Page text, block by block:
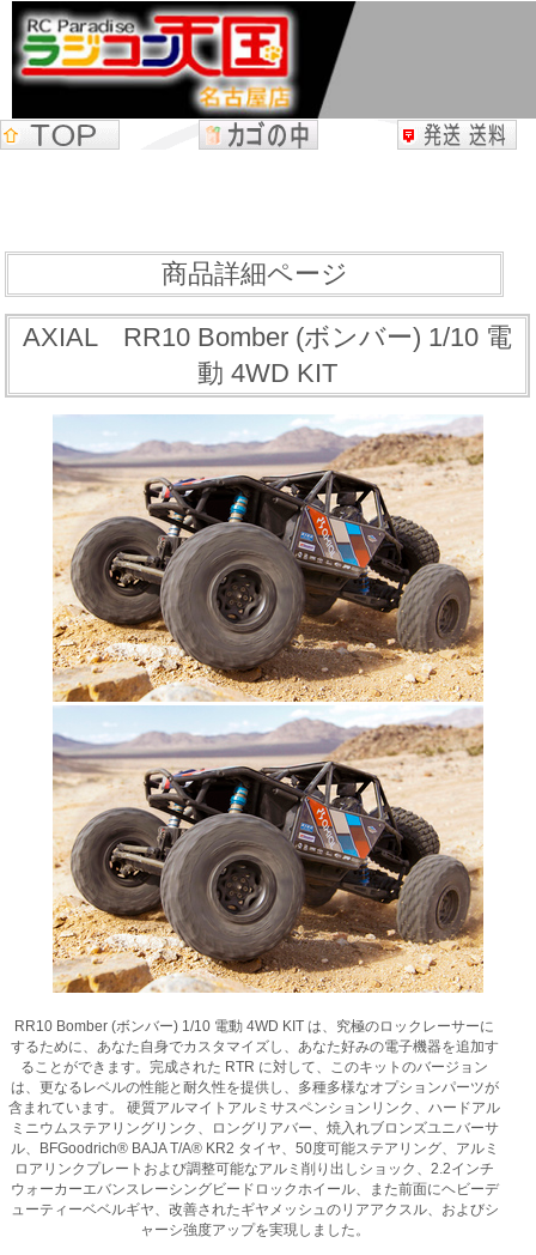
商品詳細ページ
AXIAL RR10 Bomber (ボンバー) 1/10 電
動 4WD KIT
RR10 Bomber (ボンバー) 1/10 電動 4WD KIT は、究極のロックレーサーに
するために、あなた自身でカスタマイズし、あなた好みの電子機器を追加す
ることができます。完成された RTR に対して、このキットのバージョン
は、更なるレベルの性能と耐久性を提供し、多種多様なオプションパーツが
含まれています。 硬質アルマイトアルミサスペンションリンク、ハードアル
ミニウムステアリングリンク、ロングリアバー、焼入れブロンズユニバーサ
ル、BFGoodrich® BAJA T/A® KR2 タイヤ、50度可能ステアリング、アルミ
ロアリンクプレートおよび調整可能なアルミ削り出しショック、2.2インチ
ウォーカーエバンスレーシングビードロックホイール、また前面にヘビーデ
ューティーベベルギヤ、改善されたギヤメッシュのリアアクスル、およびシ
ャーシ強度アップを実現しました。